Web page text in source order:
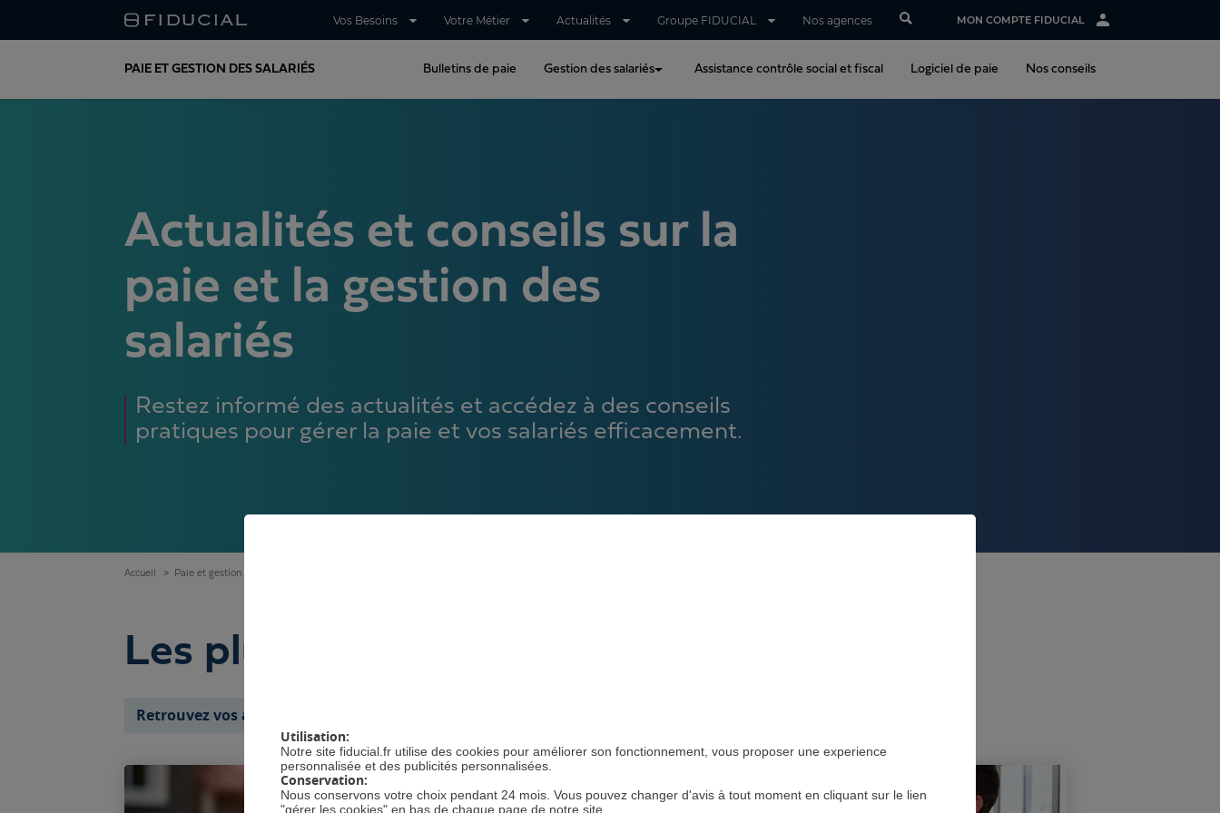
Vos Besoins Votre Métier Actualités Groupe FIDUCIAL Nos agences MON COMPTE FIDUCIAL
PAIE ET GESTION DES SALARIÉS Bulletins de paie Gestion des salariés Assistance contrôle social et fiscal Logiciel de paie Nos conseils
Actualités et conseils sur la
paie et la gestion des
salariés
Restez informé des actualités et accédez à des conseils
pratiques pour gérer la paie et vos salariés efficacement.
Accueil Paie et gestion des salariés
Les plus récents
Retrouvez vos articles par thème
Utilisation:
Notre site fiducial.fr utilise des cookies pour améliorer son fonctionnement, vous proposer une experience
personnalisée et des publicités personnalisées.
Conservation:
Nous conservons votre choix pendant 24 mois. Vous pouvez changer d'avis à tout moment en cliquant sur le lien
"gérer les cookies" en bas de chaque page de notre site.